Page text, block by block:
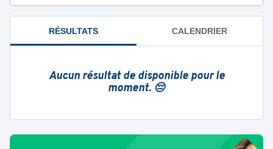
RÉSULTATS CALENDRIER
Aucun résultat de disponible pour le
moment. 😔